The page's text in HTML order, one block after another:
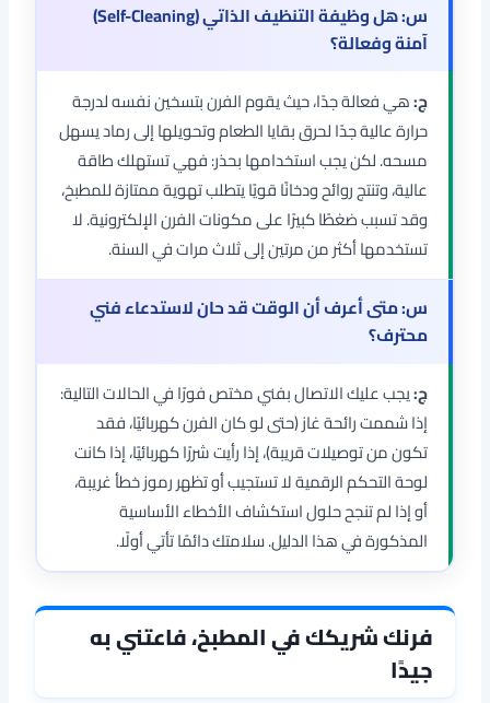
س: هل وظيفة التنظيف الذاتي (Self-Cleaning)
آمنة وفعالة؟
ج:هي فعالة جدًا، حيث يقوم الفرن بتسخين نفسه لدرجة
حرارة عالية جدًا لحرق بقايا الطعام وتحويلها إلى رماد يسهل
مسحه. لكن يجب استخدامها بحذر: فهي تستهلك طاقة
عالية، وتنتج روائح ودخانًا قويًا يتطلب تهوية ممتازة للمطبخ،
وقد تسبب ضغطًا كبيرًا على مكونات الفرن الإلكترونية. لا
تستخدمها أكثر من مرتين إلى ثلاث مرات في السنة.
س: متى أعرف أن الوقت قد حان لاستدعاء فني
محترف؟
ج:يجب عليك الاتصال بفني مختص فورًا في الحالات التالية:
إذا شممت رائحة غاز (حتى لو كان الفرن كهربائيًا، فقد
تكون من توصيلات قريبة)، إذا رأيت شررًا كهربائيًا، إذا كانت
لوحة التحكم الرقمية لا تستجيب أو تظهر رموز خطأ غريبة،
أو إذا لم تنجح حلول استكشاف الأخطاء الأساسية
المذكورة في هذا الدليل. سلامتك دائمًا تأتي أولًا.
فرنك شريكك في المطبخ، فاعتني به
جيدًا